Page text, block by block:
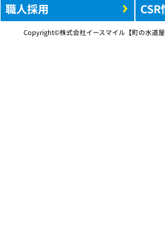
職人採用
Copyright©株式会社イースマイル【町の水道